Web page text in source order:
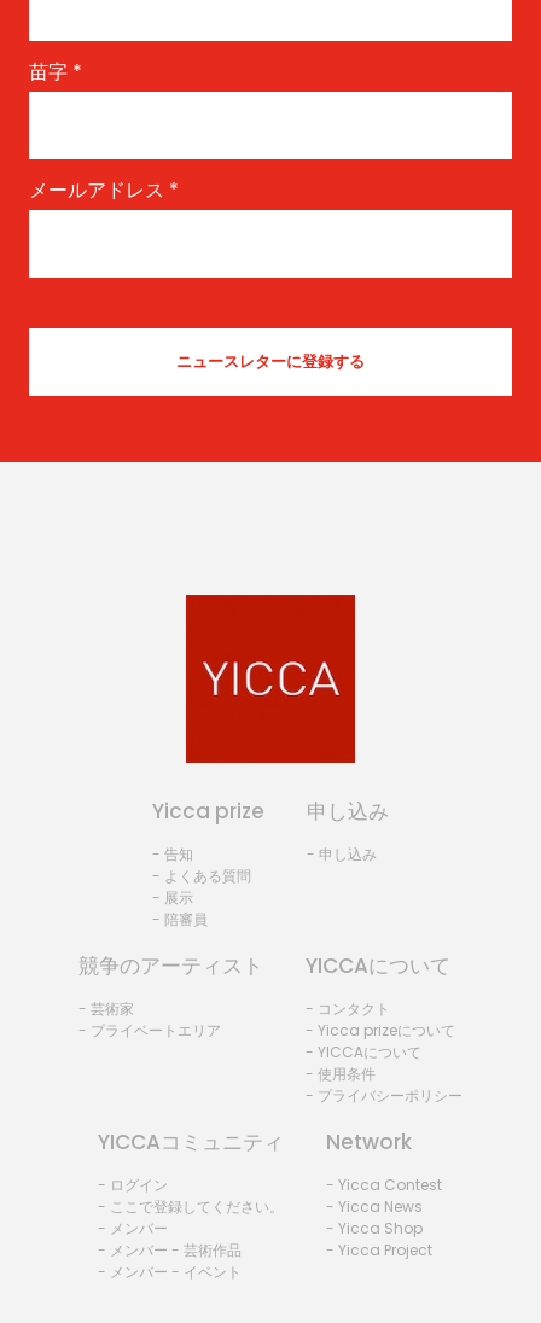
苗字 *
メールアドレス *
Yicca prize
- 告知
- よくある質問
- 展示
- 陪審員
申し込み
- 申し込み
競争のアーティスト
- 芸術家
- プライベートエリア
YICCAについて
- コンタクト
- Yicca prizeについて
- YICCAについて
- 使用条件
- プライバシーポリシー
YICCAコミュニティ
- ログイン
- ここで登録してください。
- メンバー
- メンバー - 芸術作品
- メンバー - イベント
Network
- Yicca Contest
- Yicca News
- Yicca Shop
- Yicca Project